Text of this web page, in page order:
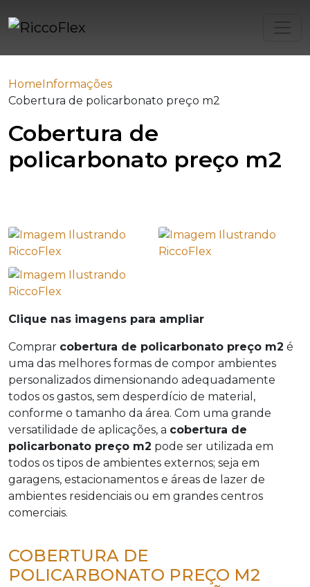
HomeInformações
Cobertura de policarbonato preço m2
Cobertura de
policarbonato preço m2
Clique nas imagens para ampliar
Comprar cobertura de policarbonato preço m2 é
uma das melhores formas de compor ambientes
personalizados dimensionando adequadamente
todos os gastos, sem desperdício de material,
conforme o tamanho da área. Com uma grande
versatilidade de aplicações, a cobertura de
policarbonato preço m2 pode ser utilizada em
todos os tipos de ambientes externos; seja em
garagens, estacionamentos e áreas de lazer de
ambientes residenciais ou em grandes centros
comerciais.
COBERTURA DE
POLICARBONATO PREÇO M2